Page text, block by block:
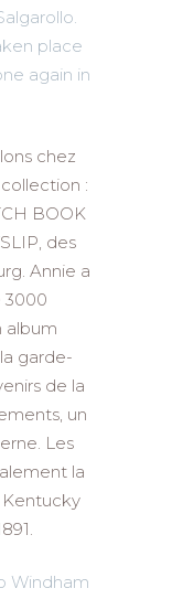
place
again in
chez
:
BOOK
des
Annie a
3000
album
garde-
de la
un
Les
la
Windham